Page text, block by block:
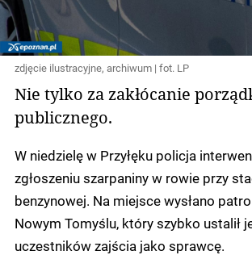
zdjęcie ilustracyjne, archiwum | fot. LP
Nie tylko za zakłócanie
publicznego.
W niedzielę w Przyłęku policja
zgłoszeniu szarpaniny w rowie przy
benzynowej. Na miejsce wysłano
Nowym Tomyślu, który szybko ustalił
uczestników zajścia jako sprawcę.